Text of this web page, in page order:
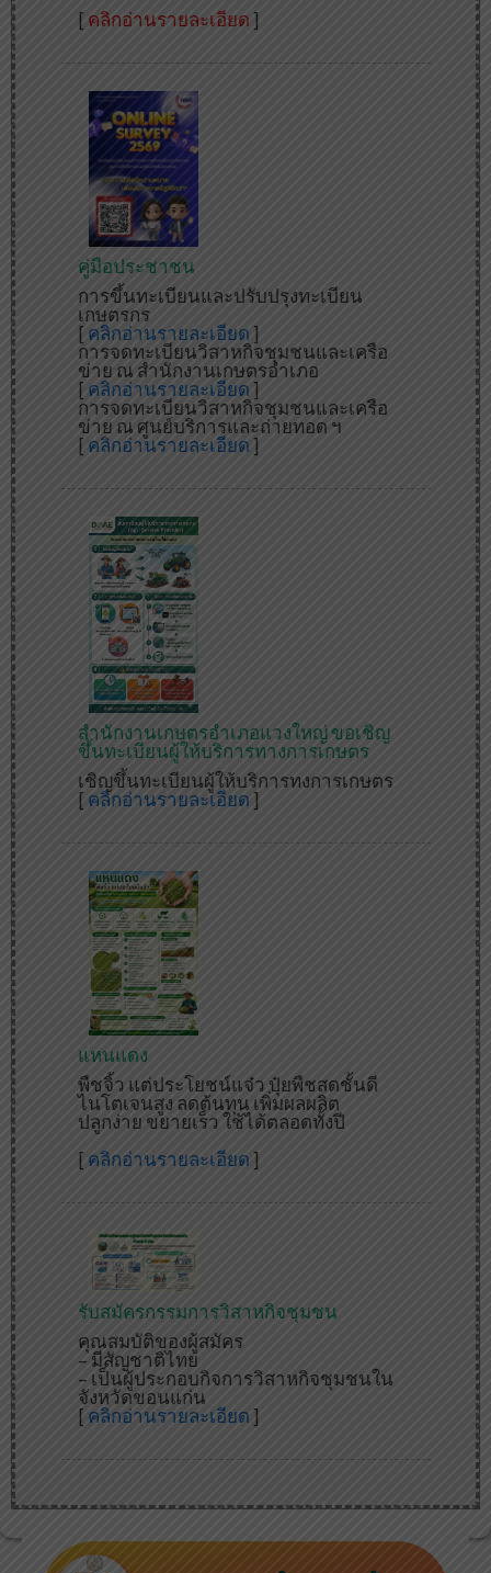
[ คลิกอ่านรายละเอียด]
คู่มือประชาชน
การขึ้นทะเบียนและปรับปรุงทะเบียน
เกษตรกร
[ คลิกอ่านรายละเอียด]
การจดทะเบียนวิสาหกิจชุมชนและเครือ
ข่าย ณ สำนักงานเกษตรอำเภอ
[ คลิกอ่านรายละเอียด]
การจดทะเบียนวิสาหกิจชุมชนและเครือ
ข่าย ณ ศูนย์บริการและถ่ายทอด ฯ
[ คลิกอ่านรายละเอียด]
สำนักงานเกษตรอำเภอแวงใหญ่ ขอเชิญ
ขึ้นทะเบียนผู้ให้บริการทางการเกษตร
เชิญขึ้นทะเบียนผู้ให้บริการทงการเกษตร
[ คลิกอ่านรายละเอียด]
แหนแดง
พืชจิ้ว แต่ประโยชน์แจ๋ว ปุ๋ยพืชสดชั้นดี
ไนโตเจนสูง ลดต้นทุน เพิ่มผลผลิต
ปลูกง่าย ขยายเร็ว ใช้ได้ตลอดทั้งปี
[ คลิกอ่านรายละเอียด]
รับสมัครกรรมการวิสาหกิจชุมชน
คุณสมบัติของผู้สมัคร
– มีสัญชาติไทย
– เป็นผู้ประกอบกิจการวิสาหกิจชุมชนใน
จังหวัดขอนแก่น
[ คลิกอ่านรายละเอียด ]